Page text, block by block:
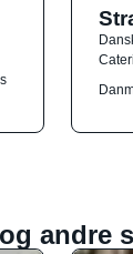
andre